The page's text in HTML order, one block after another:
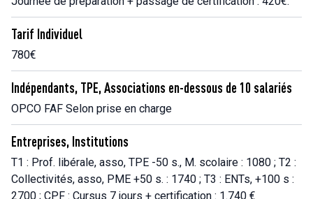
Tarif Individuel
780€
Indépendants, TPE, Associations en-dessous de 10 salariés
OPCO FAF Selon prise en charge
Entreprises, Institutions
T1 : Prof. libérale, asso, TPE -50 s., M. scolaire : 1080 ; T2 :
Collectivités, asso, PME +50 s. : 1740 ; T3 : ENTs, +100 s :
2700 ; CPF : Cursus 7 jours + certification : 1.740 €